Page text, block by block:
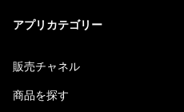
アプリカテゴリー
販売チャネル
商品を探す